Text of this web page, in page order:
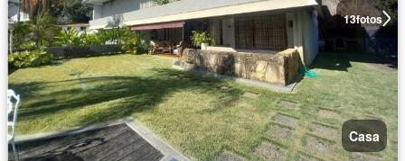
13fotos
Casa